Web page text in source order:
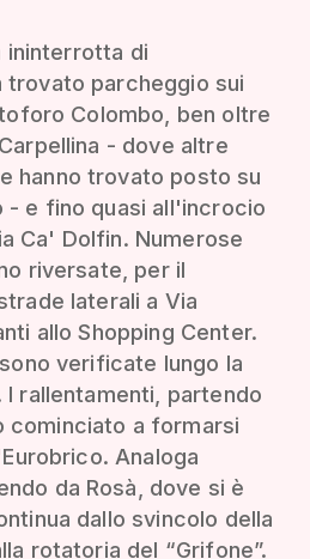
ininterrotta di
parcheggio sui
Colombo, ben oltre
- dove altre
hanno trovato posto su
- e fino quasi all'incrocio
Ca' Dolfin. Numerose
riversate, per il
laterali a Via
allo Shopping Center.
verificate lungo la
I rallentamenti, partendo
cominciato a formarsi
Analoga
da Rosà, dove si è
dallo svincolo della
rotatoria del “Grifone”.